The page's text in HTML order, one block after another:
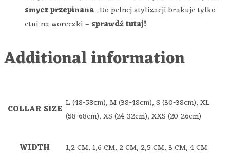
smycz przepinana. Do pełnej stylizacji brakuje tylko
etui na woreczki –sprawdź tutaj!
Additional information
COLLAR SIZE L (48-58cm), M (38-48cm), S (30-38cm), XL
(58-68cm), XS (24-32cm), XXS (20-26cm)
WIDTH 1,2 CM, 1,6 CM, 2 CM, 2,5 CM, 3 CM, 4 CM